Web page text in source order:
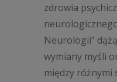
zdrowia
Neurologii"
wymiany myśli
między różnymi